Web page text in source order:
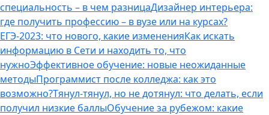
специальность – в чем разницаДизайнер интерьера:
где получить профессию – в вузе или на курсах?
ЕГЭ-2023: что нового, какие измененияКак искать
информацию в Сети и находить то, что
нужноЭффективное обучение: новые неожиданные
методыПрограммист после колледжа: как это
возможно?Тянул-тянул, но не дотянул: что делать, если
получил низкие баллыОбучение за рубежом: какие